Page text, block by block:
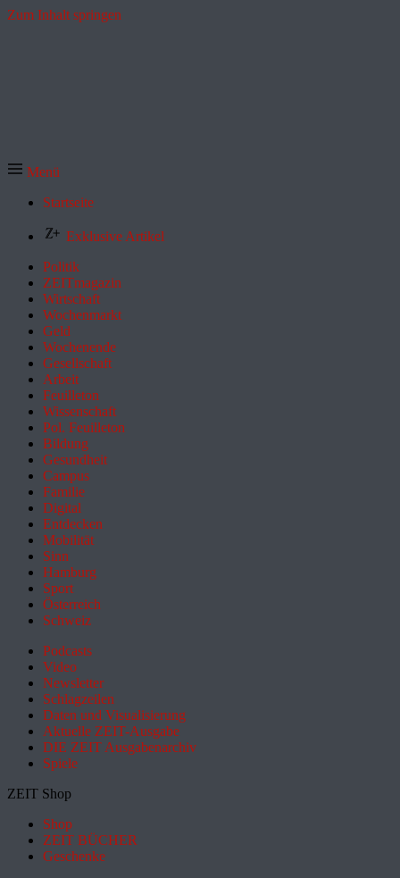
Zum Inhalt springen
Menü
Startseite
Exklusive Artikel
Politik
ZEITmagazin
Wirtschaft
Wochenmarkt
Geld
Wochenende
Gesellschaft
Arbeit
Feuilleton
Wissenschaft
Pol. Feuilleton
Bildung
Gesundheit
Campus
Familie
Digital
Entdecken
Mobilität
Sinn
Hamburg
Sport
Österreich
Schweiz
Podcasts
Video
Newsletter
Schlagzeilen
Daten und Visualisierung
Aktuelle ZEIT-Ausgabe
DIE ZEIT Ausgabenarchiv
Spiele
ZEIT Shop
Shop
ZEIT BÜCHER
Geschenke